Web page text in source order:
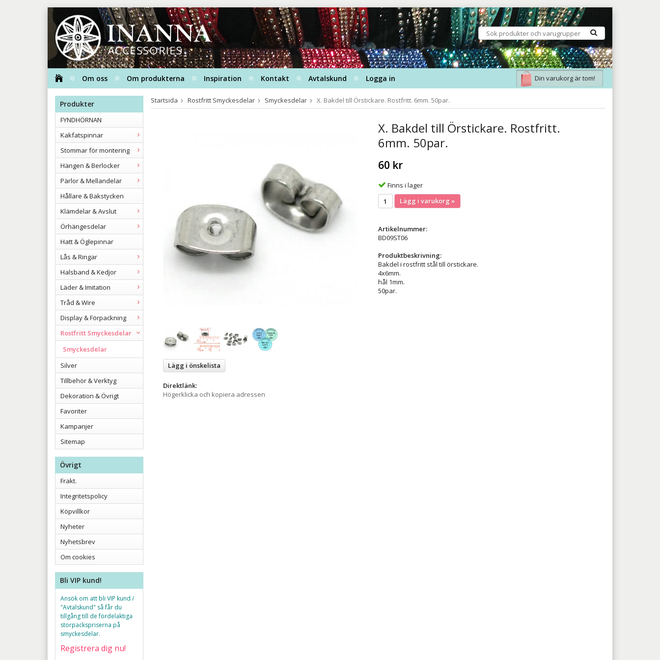
Om oss Om produkterna Inspiration Kontakt Avtalskund Logga in Din varukorg är tom!
Produkter
FYNDHÖRNAN
Kakfatspinnar
Stommar för montering
Hängen & Berlocker
Pärlor & Mellandelar
Hållare & Bakstycken
Klämdelar & Avslut
Örhängesdelar
Hatt & Öglepinnar
Lås & Ringar
Halsband & Kedjor
Läder & Imitation
Tråd & Wire
Display & Förpackning
Rostfritt Smyckesdelar
Smyckesdelar
Silver
Tillbehör & Verktyg
Dekoration & Övrigt
Favoriter
Kampanjer
Sitemap
Övrigt
Frakt.
Integritetspolicy
Köpvillkor
Nyheter
Nyhetsbrev
Om cookies
Bli VIP kund!
Ansök om att bli VIP kund /
"Avtalskund" så får du
tillgång till de fördelaktiga
storpackspriserna på
smyckesdelar.
Registrera dig nu!
Startsida Rostfritt Smyckesdelar Smyckesdelar X. Bakdel till Örstickare. Rostfritt. 6mm. 50par.
X. Bakdel till Örstickare. Rostfritt.
6mm. 50par.
60 kr
Finns i lager
Lägg i varukorg »
Artikelnummer:
BD09ST06
Produktbeskrivning:
Bakdel i rostfritt stål till örstickare.
4x6mm.
hål 1mm.
50par.
Lägg i önskelista
Direktlänk:
Högerklicka och kopiera adressen